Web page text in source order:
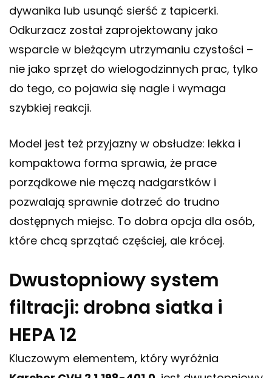
dywanika lub usunąć sierść z tapicerki.
Odkurzacz został zaprojektowany jako
wsparcie w bieżącym utrzymaniu czystości –
nie jako sprzęt do wielogodzinnych prac, tylko
do tego, co pojawia się nagle i wymaga
szybkiej reakcji.
Model jest też przyjazny w obsłudze: lekka i
kompaktowa forma sprawia, że prace
porządkowe nie męczą nadgarstków i
pozwalają sprawnie dotrzeć do trudno
dostępnych miejsc. To dobra opcja dla osób,
które chcą sprzątać częściej, ale krócej.
Dwustopniowy system
filtracji: drobna siatka i
HEPA 12
Kluczowym elementem, który wyróżnia